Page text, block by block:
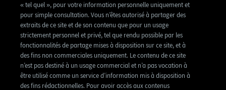
« tel quel », pour votre information personnelle uniquement et
pour simple consultation. Vous n’êtes autorisé à partager des
extraits de ce site et de son contenu que pour un usage
strictement personnel et privé, tel que rendu possible par les
fonctionnalités de partage mises à disposition sur ce site, et à
des fins non commerciales uniquement. Le contenu de ce site
n’est pas destiné à un usage commercial et n’a pas vocation à
être utilisé comme un service d’information mis à disposition à
des fins rédactionnelles. Pour avoir accès aux contenus